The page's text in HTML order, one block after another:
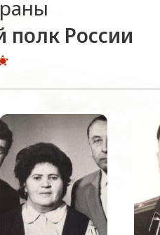
полк России